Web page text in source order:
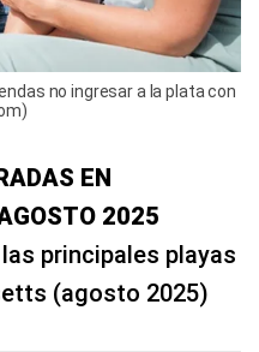
no ingresar a la plata con
EN
2025
principales playas
(agosto 2025)